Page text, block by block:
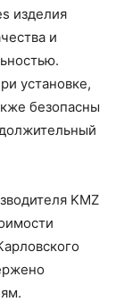
изделия
и
установке,
безопасны
KMZ